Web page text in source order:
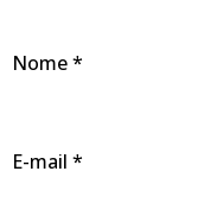
Nome*
E-mail *